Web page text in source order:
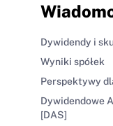
Dywidendy i
Wyniki spółek
Perspektywy
Dywidendowe
[DAS]